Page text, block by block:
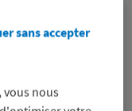
nous
sans accepter